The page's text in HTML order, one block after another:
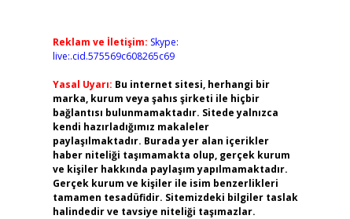
Reklam ve İletişim: Skype:
live:.cid.575569c608265c69
Yasal Uyarı: Bu internet sitesi, herhangi bir
marka, kurum veya şahıs şirketi ile hiçbir
bağlantısı bulunmamaktadır. Sitede yalnızca
kendi hazırladığımız makaleler
paylaşılmaktadır. Burada yer alan içerikler
haber niteliği taşımamakta olup, gerçek kurum
ve kişiler hakkında paylaşım yapılmamaktadır.
Gerçek kurum ve kişiler ile isim benzerlikleri
tamamen tesadüfidir. Sitemizdeki bilgiler taslak
halindedir ve tavsiye niteliği taşımazlar.